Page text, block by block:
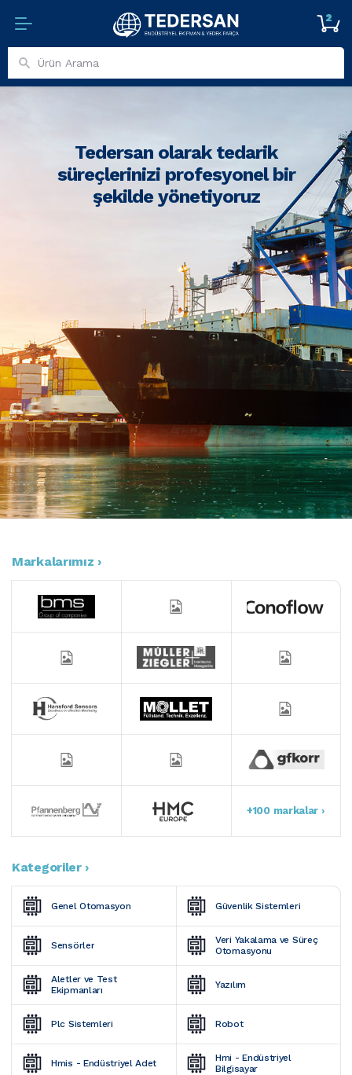
2
Tedersan olarak tedarik
süreçlerinizi profesyonel bir
şekilde yönetiyoruz
Markalarımız ›
+100 markalar ›
Kategoriler ›
Genel Otomasyon Güvenlik Sistemleri
Sensörler
Veri Yakalama ve Süreç
Otomasyonu
Aletler ve Test
Ekipmanları
Yazılım
Plc Sistemleri Robot
Hmis - Endüstriyel Adet
Hmi - Endüstriyel
Bilgisayar